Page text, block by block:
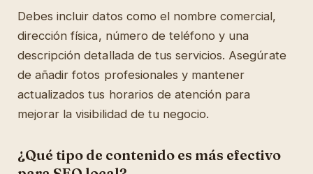
Debes incluir datos como el nombre comercial,
dirección física, número de teléfono y una
descripción detallada de tus servicios. Asegúrate
de añadir fotos profesionales y mantener
actualizados tus horarios de atención para
mejorar la visibilidad de tu negocio.
¿Qué tipo de contenido es más efectivo